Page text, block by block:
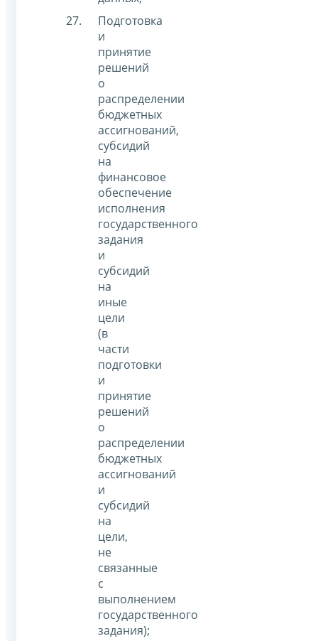
Подготовка
и
принятие
решений
о
распределении
бюджетных
ассигнований,
субсидий
на
финансовое
обеспечение
исполнения
государственного
задания
и
субсидий
на
иные
цели
(в
части
подготовки
и
принятие
решений
о
распределении
бюджетных
ассигнований
и
субсидий
на
цели,
не
связанные
с
выполнением
государственного
задания);